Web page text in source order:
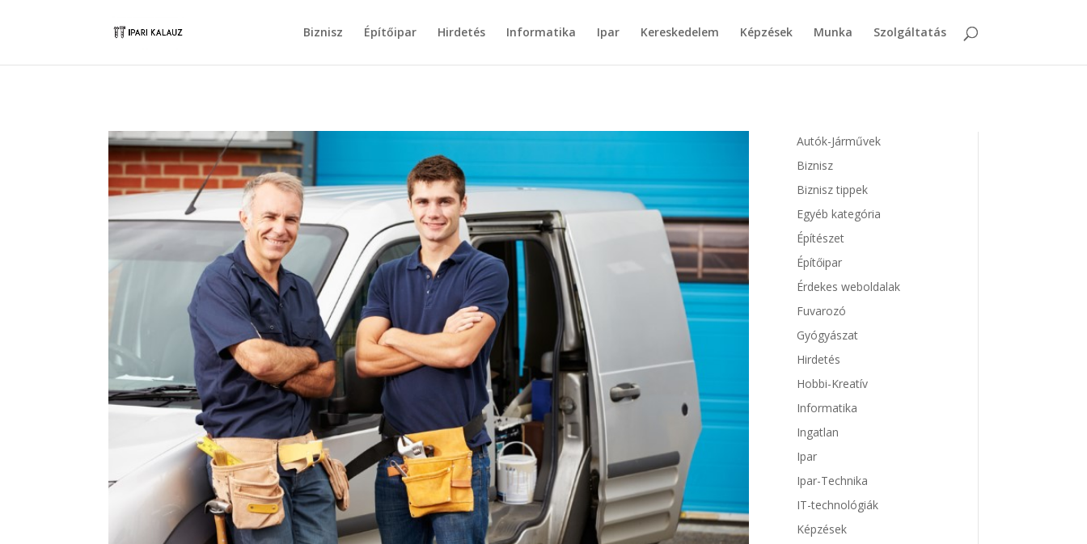
Biznisz Építőipar Hirdetés Informatika Ipar Kereskedelem Képzések Munka Szolgáltatás
Autók-Járművek
Biznisz
Biznisz tippek
Egyéb kategória
Építészet
Építőipar
Érdekes weboldalak
Fuvarozó
Gyógyászat
Hirdetés
Hobbi-Kreatív
Informatika
Ingatlan
Ipar
Ipar-Technika
IT-technológiák
Képzések